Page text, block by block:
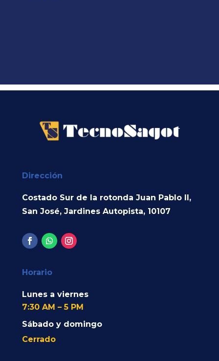
Dirección
Costado Sur de la rotonda Juan Pablo II,
San José, Jardines Autopista, 10107
Horario
Lunes a viernes
7:30 AM – 5 PM
Sábado y domingo
Cerrado